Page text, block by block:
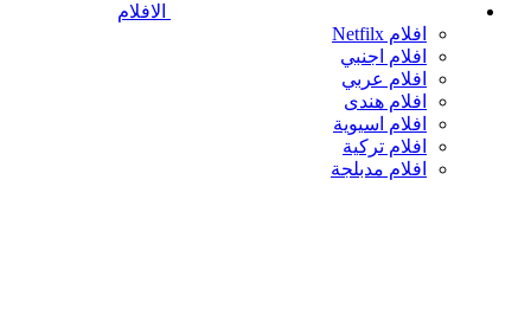
الافلام
افلام Netfilx
افلام اجنبي
افلام عربي
افلام هندى
افلام اسيوية
افلام تركية
افلام مدبلجة